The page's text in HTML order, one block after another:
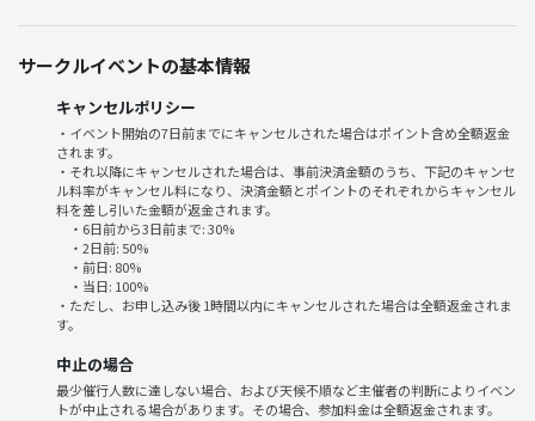
早割 2,000円
通常 2,500円
◆会場
イベントスペース「アソビバとマナビバ」
https://asobiba-to-manabiba.com/
🌱サークルの雰囲気
・20代～40代の社会人が中心、友達や趣味仲間を増やしたい人が気軽に
集うアットホームな雰囲気です◎
・初参加やおひとり様も安心！専属スタッフがご案内・フォロー＆盛り
上げます😊
サークルイベントの基本情報
キャンセルポリシー
・イベント開始の7日前までにキャンセルされた場合はポイント含め全額返金
されます。
・それ以降にキャンセルされた場合は、事前決済金額のうち、下記のキャンセ
ル料率がキャンセル料になり、決済金額とポイントのそれぞれからキャンセル
料を差し引いた金額が返金されます。
・6日前から3日前まで: 30%
・2日前: 50%
・前日: 80%
・当日: 100%
・ただし、お申し込み後 1時間以内にキャンセルされた場合は全額返金されま
す。
中止の場合
最少催行人数に達しない場合、および天候不順など主催者の判断によりイベン
トが中止される場合があります。その場合、参加料金は全額返金されます。